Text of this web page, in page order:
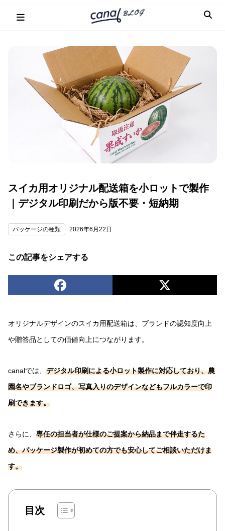
スイカ用オリジナル配送箱を小ロットで製作
｜デジタル印刷だから版不要・短納期
パッケージの種類 2026年6月22日
この記事をシェアする
オリジナルデザインのスイカ用配送箱は、ブランドの認知度向上
や贈答品としての価値向上につながります。
canalでは、 デジタル印刷による小ロット製作に対応しており、農
園名やブランドロゴ、写真入りのデザインなどもフルカラーで印
刷できます。
さらに、 専任の担当者が仕様のご提案から納品まで伴走するた
め、パッケージ製作が初めての方でも安心してご相談いただけま
す。
目次